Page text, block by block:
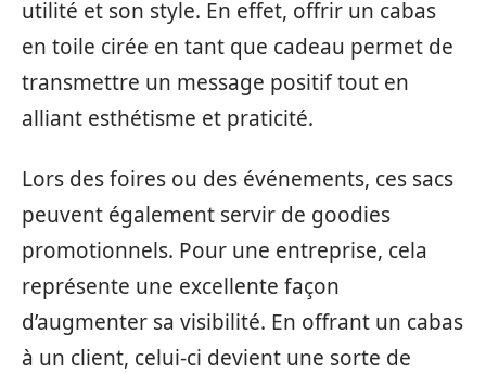
utilité et son style. En effet, offrir un cabas
en toile cirée en tant que cadeau permet de
transmettre un message positif tout en
alliant esthétisme et praticité.
Lors des foires ou des événements, ces sacs
peuvent également servir de goodies
promotionnels. Pour une entreprise, cela
représente une excellente façon
d’augmenter sa visibilité. En offrant un cabas
à un client, celui-ci devient une sorte de